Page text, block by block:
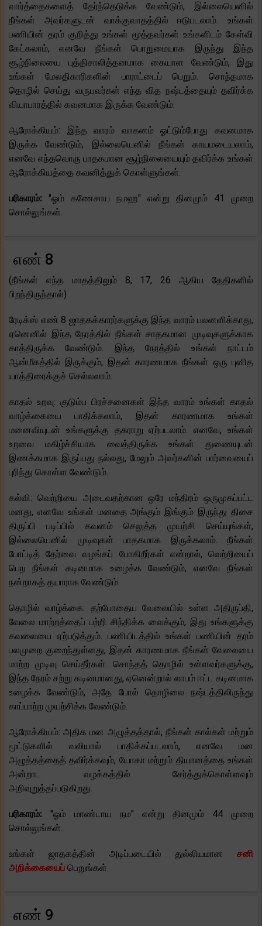
வார்த்தைகளைத் தேர்ந்தெடுக்க வேண்டும், இல்லையெனில்
நீங்கள் அவர்களுடன் வாக்குவாதத்தில் ஈடுபடலாம். உங்கள்
பணியின் தரம் குறித்து உங்கள் மூத்தவர்கள் உங்களிடம் கேள்வி
கேட்கலாம், எனவே நீங்கள் பொறுமையாக இருந்து இந்த
சூழ்நிலையை புத்திசாலித்தனமாக கையாள வேண்டும், இது
உங்கள் மேலதிகாரிகளின் பாராட்டைப் பெறும். சொந்தமாக
தொழில் செய்து வருபவர்கள் எந்த வித நஷ்டத்தையும் தவிர்க்க
வியாபாரத்தில் கவனமாக இருக்க வேண்டும்.
ஆரோக்கியம்: இந்த வாரம் வாகனம் ஓட்டும்போது கவனமாக
இருக்க வேண்டும், இல்லையெனில் நீங்கள் காயமடையலாம்,
எனவே எந்தவொரு பாதகமான சூழ்நிலையையும் தவிர்க்க உங்கள்
ஆரோக்கியத்தை கவனித்துக் கொள்ளுங்கள்.
பரிகாரம்: "ஓம் கணேசாய நமஹ" என்று தினமும் 41 முறை
சொல்லுங்கள்.
எண் 8
(நீங்கள் எந்த மாதத்திலும் 8, 17, 26 ஆகிய தேதிகளில்
பிறந்திருந்தால்)
ரேடிக்ஸ் எண் 8 ஜாதகக்காரர்களுக்கு இந்த வாரம் பலனளிக்காது,
ஏனெனில் இந்த நேரத்தில் நீங்கள் சாதகமான முடிவுகளுக்காக
காத்திருக்க வேண்டும். இந்த நேரத்தில் உங்கள் நாட்டம்
ஆன்மீகத்தில் இருக்கும், இதன் காரணமாக நீங்கள் ஒரு புனித
யாத்திரைக்குச் செல்லலாம்.
காதல் உறவு: குடும்ப பிரச்சனைகள் இந்த வாரம் உங்கள் காதல்
வாழ்க்கையை பாதிக்கலாம், இதன் காரணமாக உங்கள்
மனைவியுடன் உங்களுக்கு தகராறு ஏற்படலாம். எனவே, உங்கள்
உறவை மகிழ்ச்சியாக வைத்திருக்க உங்கள் துணையுடன்
இணக்கமாக இருப்பது நல்லது, மேலும் அவர்களின் பார்வையைப்
புரிந்து கொள்ள வேண்டும்.
கல்வி: வெற்றியை அடைவதற்கான ஒரே மந்திரம் ஒருமுகப்பட்ட
மனது, எனவே உங்கள் மனதை அங்கும் இங்கும் இருந்து திசை
திருப்பி படிப்பில் கவனம் செலுத்த முயற்சி செய்யுங்கள்,
இல்லையெனில் முடிவுகள் பாதகமாக இருக்கலாம். நீங்கள்
போட்டித் தேர்வை வழங்கப் போகிறீர்கள் என்றால், வெற்றியைப்
பெற நீங்கள் கடினமாக உழைக்க வேண்டும், எனவே நீங்கள்
நன்றாகத் தயாராக வேண்டும்.
தொழில் வாழ்க்கை: தற்போதைய வேலையில் உள்ள அதிருப்தி,
வேலை மாற்றத்தைப் பற்றி சிந்திக்க வைக்கும், இது உங்களுக்கு
கவலையை ஏற்படுத்தும். பணியிடத்தில் உங்கள் பணியின் தரம்
பலமுறை குறைந்துள்ளது, இதன் காரணமாக நீங்கள் வேலையை
மாற்ற முடிவு செய்தீர்கள். சொந்தத் தொழில் உள்ளவர்களுக்கு,
இந்த நேரம் சற்று கடினமானது, ஏனென்றால் லாபம் ஈட்ட கடினமாக
உழைக்க வேண்டும், அதே போல் தொழிலை நஷ்டத்திலிருந்து
காப்பாற்ற முயற்சிக்க வேண்டும்.
ஆரோக்கியம்: அதிக மன அழுத்தத்தால், நீங்கள் கால்கள் மற்றும்
மூட்டுகளில் வலியால் பாதிக்கப்படலாம், எனவே மன
அழுத்தத்தைத் தவிர்க்கவும், யோகா மற்றும் தியானத்தை உங்கள்
அன்றாட வழக்கத்தில் சேர்த்துக்கொள்ளவும்
அறிவுறுத்தப்படுகிறது.
பரிகாரம்: "ஓம் மாண்டாய நம" என்று தினமும் 44 முறை
சொல்லுங்கள்.
உங்கள் ஜாதகத்தின் அடிப்படையில் துல்லியமான சனி
அறிக்கையைப் பெறுங்கள்
எண் 9